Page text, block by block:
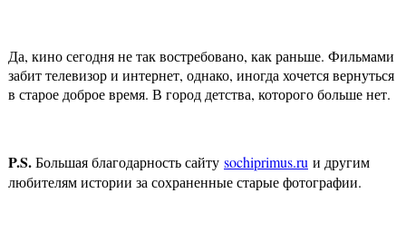
Да, кино сегодня не так востребовано, как раньше. Фильмами
забит телевизор и интернет, однако, иногда хочется вернуться
в старое доброе время. В город детства, которого больше нет.
P.S.Большая благодарность сайту sochiprimus.ru и другим
любителям истории за сохраненные старые фотографии.